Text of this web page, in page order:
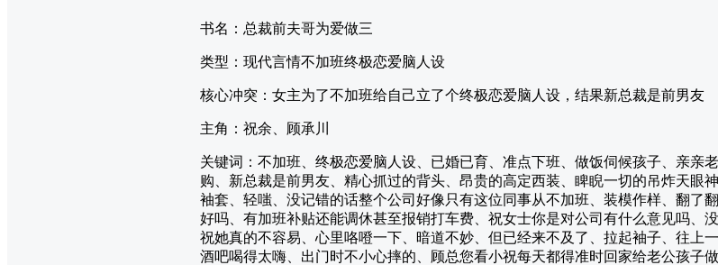
书名：总裁前夫哥为爱做三
类型：现代言情不加班终极恋爱脑人设
核心冲突：女主为了不加班给自己立了个终极恋爱脑人设，结果新总裁是前男友
主角：祝余、顾承川
关键词：不加班、终极恋爱脑人设、已婚已育、准点下班、做饭伺候孩子、亲亲
购、新总裁是前男友、精心抓过的背头、昂贵的高定西装、睥睨一切的吊炸天眼
袖套、轻嗤、没记错的话整个公司好像只有这位同事从不加班、装模作样、翻了
好吗、有加班补贴还能调休甚至报销打车费、祝女士你是对公司有什么意见吗、
祝她真的不容易、心里咯噔一下、暗道不妙、但已经来不及了、拉起袖子、往上
酒吧喝得太嗨、出门时不小心摔的、顾总您看小祝每天都得准时回家给老公孩子